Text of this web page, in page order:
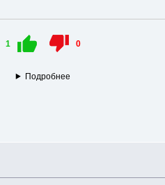
1 0
Подробнее